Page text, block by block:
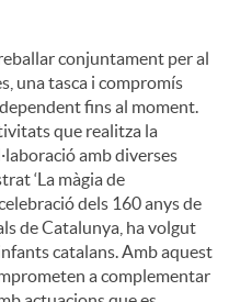
conjuntament per al
una tasca i compromís
fins al moment.
que realitza la
amb diverses
‘La màgia de
dels 160 anys de
de Catalunya, ha volgut
catalans. Amb aquest
a complementar